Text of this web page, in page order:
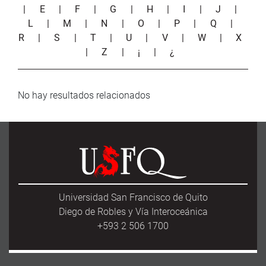
| E | F | G | H | I | J
|
L
| M | N | O | P | Q
|
R
|S | T | U | V |W |X
|Z | ¡ |¿
No hay resultados relacionados
Universidad San Francisco de Quito
Diego de Robles y Vía Interoceánica
+593 2 506 1700